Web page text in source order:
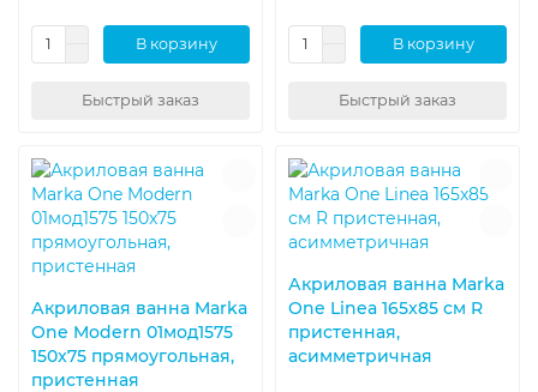
В корзину
Быстрый заказ
В корзину
Быстрый заказ
Акриловая ванна Marka
One Modern 01мод1575
150x75 прямоугольная,
пристенная
Акриловая ванна Marka
One Linea 165x85 см R
пристенная,
асимметричная